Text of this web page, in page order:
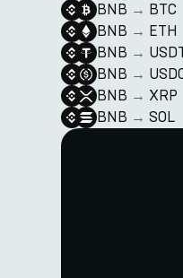
BNB → BTC
BNB → ETH
BNB →
BNB →
BNB → XRP
BNB → SOL